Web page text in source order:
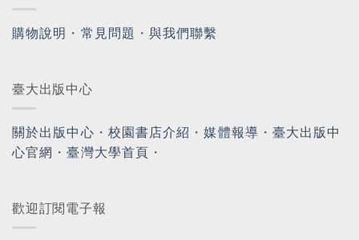
購物說明 ・ 常見問題 ・與我們聯繫
臺大出版中心
關於出版中心 ・ 校園書店介紹 ・媒體報導 ・ 臺大出版中
心官網 ・臺灣大學首頁 ・
歡迎訂閱電子報